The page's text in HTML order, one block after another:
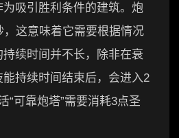
吸引胜利条件的建筑。炮
这意味着它需要根据情况
续时间并不长，除非在衰
持续时间结束后，会进入2
“可靠炮塔”需要消耗3点圣